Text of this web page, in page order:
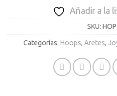
Añadir a la
SKU:
Categorías: Hoops, Aretes,